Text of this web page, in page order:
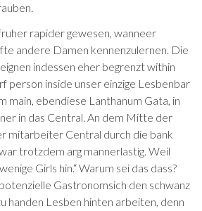
rapider gewesen, wanneer
andere Damen kennenzulernen. Die
indessen eher begrenzt within
person inside unser einzige Lesbenbar
main, ebendiese Lanthanum Gata, in
in das Central. An dem Mitte der
mitarbeiter Central durch die bank
trotzdem arg mannerlastig. Weil
Girls hin.“ Warum sei das dass?
Gastronomsich den schwanz
handen Lesben hinten arbeiten, denn